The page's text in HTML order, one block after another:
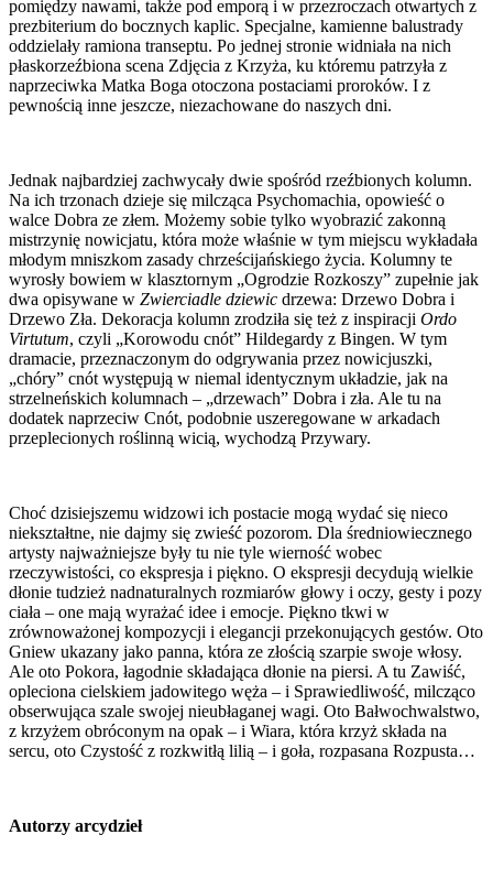
pomiędzy nawami, także pod emporą i w przezroczach otwartych z
prezbiterium do bocznych kaplic. Specjalne, kamienne balustrady
oddzielały ramiona transeptu. Po jednej stronie widniała na nich
płaskorzeźbiona scena Zdjęcia z Krzyża, ku któremu patrzyła z
naprzeciwka Matka Boga otoczona postaciami proroków. I z
pewnością inne jeszcze, niezachowane do naszych dni.
Jednak najbardziej zachwycały dwie spośród rzeźbionych kolumn.
Na ich trzonach dzieje się milcząca Psychomachia, opowieść o
walce Dobra ze złem. Możemy sobie tylko wyobrazić zakonną
mistrzynię nowicjatu, która może właśnie w tym miejscu wykładała
młodym mniszkom zasady chrześcijańskiego życia. Kolumny te
wyrosły bowiem w klasztornym „Ogrodzie Rozkoszy” zupełnie jak
dwa opisywane w Zwierciadle dziewic drzewa: Drzewo Dobra i
Drzewo Zła. Dekoracja kolumn zrodziła się też z inspiracji Ordo
Virtutum, czyli „Korowodu cnót” Hildegardy z Bingen. W tym
dramacie, przeznaczonym do odgrywania przez nowicjuszki,
„chóry” cnót występują w niemal identycznym układzie, jak na
strzelneńskich kolumnach – „drzewach” Dobra i zła. Ale tu na
dodatek naprzeciw Cnót, podobnie uszeregowane w arkadach
przeplecionych roślinną wicią, wychodzą Przywary.
Choć dzisiejszemu widzowi ich postacie mogą wydać się nieco
niekształtne, nie dajmy się zwieść pozorom. Dla średniowiecznego
artysty najważniejsze były tu nie tyle wierność wobec
rzeczywistości, co ekspresja i piękno. O ekspresji decydują wielkie
dłonie tudzież nadnaturalnych rozmiarów głowy i oczy, gesty i pozy
ciała – one mają wyrażać idee i emocje. Piękno tkwi w
zrównoważonej kompozycji i elegancji przekonujących gestów. Oto
Gniew ukazany jako panna, która ze złością szarpie swoje włosy.
Ale oto Pokora, łagodnie składająca dłonie na piersi. A tu Zawiść,
opleciona cielskiem jadowitego węża – i Sprawiedliwość, milcząco
obserwująca szale swojej nieubłaganej wagi. Oto Bałwochwalstwo,
z krzyżem obróconym na opak – i Wiara, która krzyż składa na
sercu, oto Czystość z rozkwitłą lilią – i goła, rozpasana Rozpusta…
Autorzy arcydzieł